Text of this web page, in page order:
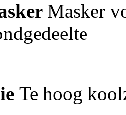
Masker
Te hoog